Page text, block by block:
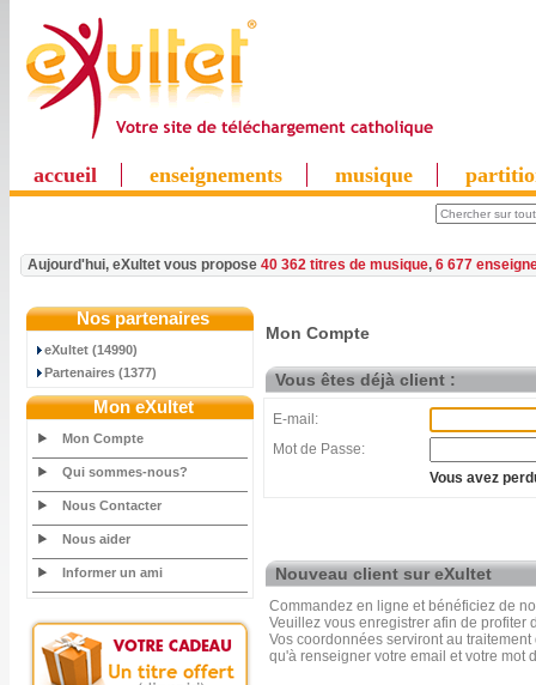
accueil enseignements musique
Aujourd'hui, eXultet vous propose 40 362 titres de musique, 6 677
Nos partenaires
eXultet (14990)
Partenaires (1377)
Mon eXultet
Mon Compte
Qui sommes-nous?
Nous Contacter
Nous aider
Informer un ami
Mon Compte
Vous êtes déjà client :
E-mail:
Mot de Passe:
Vous avez
Nouveau client sur eXultet
Commandez en ligne et bénéficiez de
Veuillez vous enregistrer afin de profiter
Vos coordonnées serviront au
qu'à renseigner votre email et votre mot